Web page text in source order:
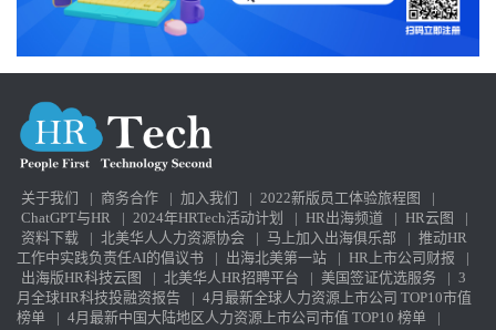
关于我们 | 商务合作 | 加入我们 | 2022新版员工体验旅程图
|
ChatGPT与HR
| 2024年HRTech活动计划 | HR出海频道 | HR云图
|
资料下载
| 北美华人人力资源协会 | 马上加入出海俱乐部 | 推动HR
工作中实践负责任AI的倡议书
| 出海北美第一站 | HR上市公司财报
|
出海版HR科技云图
| 北美华人HR招聘平台 | 美国签证优选服务 | 3
月全球HR科技投融资报告
| 4月最新全球人力资源上市公司 TOP10市值
榜单
| 4月最新中国大陆地区人力资源上市公司市值 TOP10 榜单
|